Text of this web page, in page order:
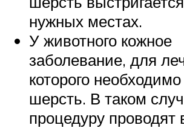
нужных местах.
У животного кожное
заболевание, для
которого
шерсть. В таком
процедуру проводят